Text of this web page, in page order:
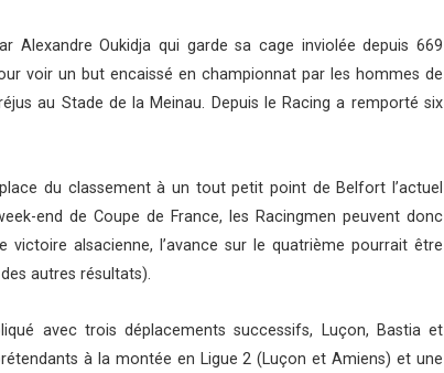
Alexandre Oukidja qui garde sa cage inviolée depuis 669
voir un but encaissé en championnat par les hommes de
au Stade de la Meinau. Depuis le Racing a remporté six
du classement à un tout petit point de Belfort l’actuel
end de Coupe de France, les Racingmen peuvent donc
alsacienne, l’avance sur le quatrième pourrait être
autres résultats).
avec trois déplacements successifs, Luçon, Bastia et
à la montée en Ligue 2 (Luçon et Amiens) et une